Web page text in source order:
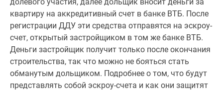
квартиру на аккредитивный счет в банке ВТБ. После
регистрации ДДУ эти средства отправятся на эскроу-
счет, открытый застройщиком в том же банке ВТБ.
Деньги застройщик получит только после окончания
строительства, так что можно не бояться стать
обманутым дольщиком. Подробнее о том, что будут
представлять собой эскроу-счета и как они защитят